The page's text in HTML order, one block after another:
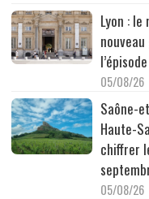
Lyon :
05/08/26
Saône-
Haute-
chiffrer
05/08/26